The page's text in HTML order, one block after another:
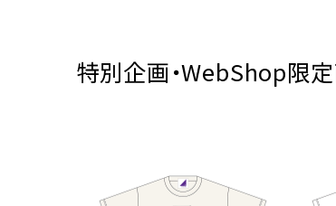
特別企画・WebShop限